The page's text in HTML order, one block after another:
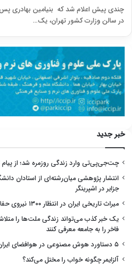
چندی پیش اعلام شد که بنیامین بهادری پس
در سالن وزارت کشور تهران، یک…
خبر جدید
چت‌جی‌پی‌تی وارد زندگی روزمره شد؛ از پیام
انتشار پژوهشی میان‌رشته‌ای از استادان
جزایر در اشپرینگر
میراث تاریخی ایران در انتظار ۱۳۰۰ نیروی حفاظتی
یک خبر کذب می‌تواند زندگی ملت‌ها را
فاخر را به جامعه معرفی کنند
۵ دستاورد هوش مصنوعی در هوافضای ایران
آلزایمر چگونه خواب را مختل می‌کند؟